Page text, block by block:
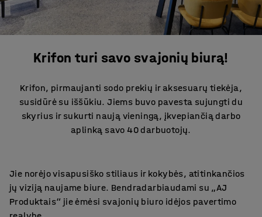
Krifon turi savo svajonių biurą!
Krifon, pirmaujanti sodo prekių ir aksesuarų tiekėja,
susidūrė su iššūkiu. Jiems buvo pavesta sujungti du
skyrius ir sukurti naują vieningą, įkvepiančią darbo
aplinką savo 40 darbuotojų.
Jie norėjo visapusiško stiliaus ir kokybės, atitinkančios
jų viziją naujame biure. Bendradarbiaudami su „AJ
Produktais“ jie ėmėsi svajonių biuro idėjos pavertimo